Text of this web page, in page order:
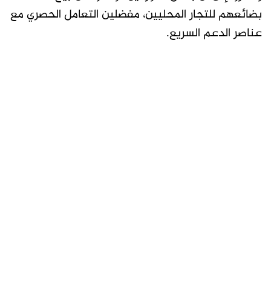
بضائعهم للتجار المحليين، مفضلين التعامل الحصري مع
عناصر الدعم السريع.